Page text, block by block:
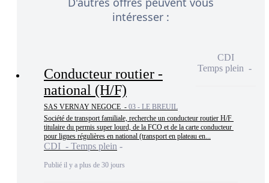
intéresser :
Conducteur routier -
national (H/F)
SAS VERNAY NEGOCE - 03 - LE BREUIL
Société de transport familiale, recherche un conducteur routier H/F
titulaire du permis super lourd, de la FCO et de la carte conducteur
pour lignes régulières en national (transport en plateau en...
CDI - Temps plein
Publié il y a plus de 30 jours
CDI
Temps plein